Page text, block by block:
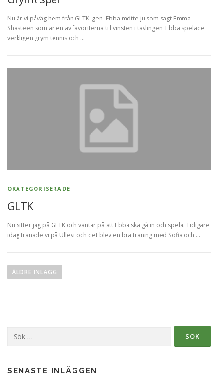
Nu är vi påväg hem från GLTK igen. Ebba mötte ju som sagt Emma
Shasteen som är en av favoriterna till vinsten i tävlingen. Ebba spelade
verkligen grym tennis och …
OKATEGORISERADE
GLTK
Nu sitter jag på GLTK och väntar på att Ebba ska gå in och spela. Tidigare
idag tränade vi på Ullevi och det blev en bra träning med Sofia och …
n
v
ÄLDRE INLÄGG
efter:
SENASTE INLÄGGEN